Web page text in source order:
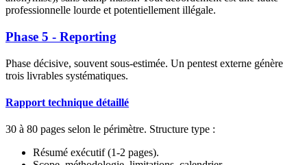
professionnelle lourde et potentiellement illégale.
Phase 5 - Reporting
Phase décisive, souvent sous-estimée. Un pentest externe génère
trois livrables systématiques.
Rapport technique détaillé
30 à 80 pages selon le périmètre. Structure type :
Résumé exécutif (1-2 pages).